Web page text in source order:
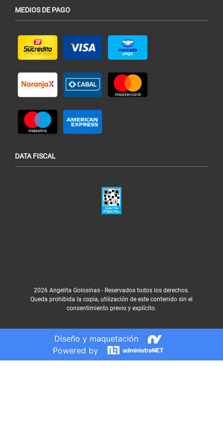
MEDIOS DE PAGO
DATA FISCAL
2026 Angelita Golosinas - Reservados todos los derechos.
Queda prohibida la copia, utilización de este contenido sin el
consentimiento previo y explícito.
Diseño y maquetación
Powered by